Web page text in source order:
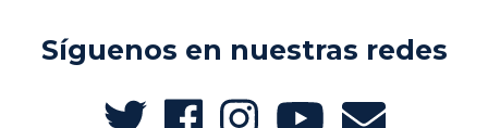
Síguenos en nuestras redes